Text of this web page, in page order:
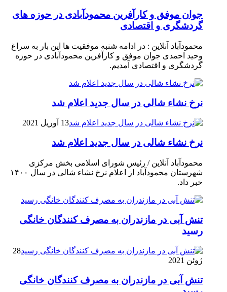
جوان موفق و کارآفرین محمودآبادی در حوزه های
گردشگری و اقتصادی
محمودآباد آنلاین : در ادامه شنبه موفقیت ها این بار به سراغ
وحید احمدی جوان موفق و کارآفرین محمودآبادی در حوزه
گردشگری و اقتصادی آمدیم.
نرخ نشاء شالی در سال جدید اعلام شد
13 آوریل 2021
نرخ نشاء شالی در سال جدید اعلام شد
محمودآباد آنلاین / رئیس شورای اسلامی بخش مرکزی
شهرستان محمودآباد از اعلام نرخ نشاء شالی در سال ۱۴۰۰
خبر داد.
تنش آبی در مازندران به مصرف كنندگان خانگی
رسيد
28
ژوئن 2021
تنش آبی در مازندران به مصرف كنندگان خانگی